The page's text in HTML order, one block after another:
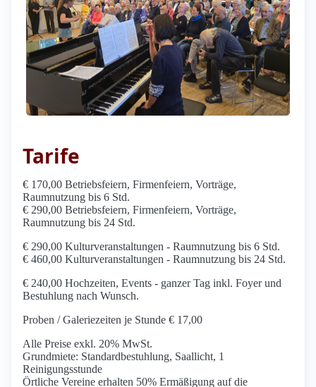
Tarife
€ 170,00 Betriebsfeiern, Firmenfeiern, Vorträge,
Raumnutzung bis 6 Std.
€ 290,00 Betriebsfeiern, Firmenfeiern, Vorträge,
Raumnutzung bis 24 Std.
€ 290,00 Kulturveranstaltungen - Raumnutzung bis 6 Std.
€ 460,00 Kulturveranstaltungen - Raumnutzung bis 24 Std.
€ 240,00 Hochzeiten, Events - ganzer Tag inkl. Foyer und
Bestuhlung nach Wunsch.
Proben / Galeriezeiten je Stunde € 17,00
Alle Preise exkl. 20% MwSt.
Grundmiete: Standardbestuhlung, Saallicht, 1
Reinigungsstunde
Örtliche Vereine erhalten 50% Ermäßigung auf die